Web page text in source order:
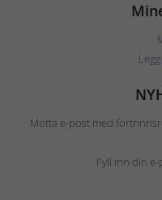
Motta e-post med
Fyll inn din